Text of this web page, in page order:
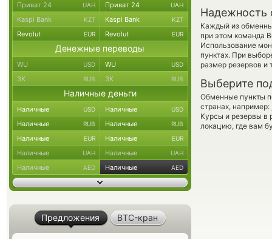
Надежность
Каждый из
при этом команда
Использование
пунктах. При
размер резервов и
Выберите
Обменные пункты
странах, например:
Курсы и резервы в
локацию, где вам
Приват 24 UAH Приват 24 UAH
Kaspi Bank KZT Kaspi Bank KZT
Revolut EUR Revolut EUR
Денежные переводы
WU USD WU USD
ЗК RUB ЗК RUB
Наличные деньги
Наличные USD Наличные USD
Наличные RUB Наличные RUB
Наличные EUR Наличные EUR
Наличные UAH Наличные UAH
Наличные AED Наличные AED
Предложения BTC-кран